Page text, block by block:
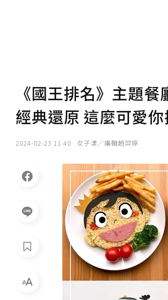
《國王排名》主題
經典還原 這麼可愛你
2024-02-23 11:40 女子漾／編輯趙羿婷